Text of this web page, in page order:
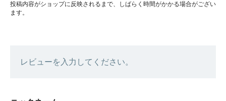
投稿内容がショップに反映されるまで、しばらく時間がかかる場合がござい
ます。
レビューを入力してください。